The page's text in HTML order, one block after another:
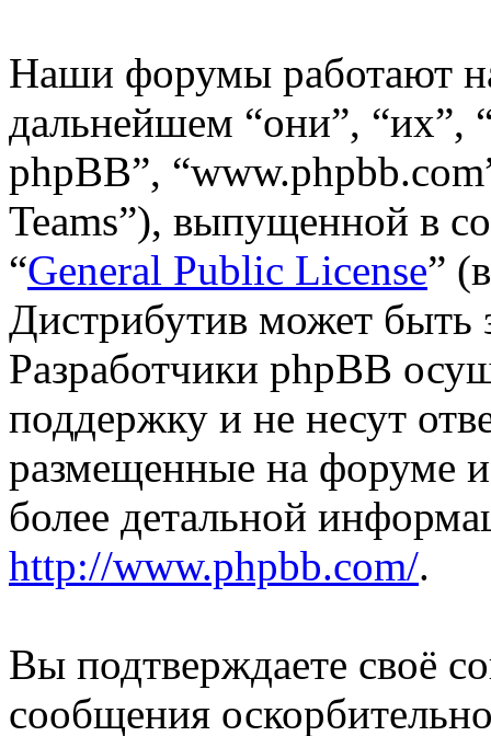
Наши форумы работают
дальнейшем “они”, “их”,
phpBB”,
Teams”), выпущенной в
“General Public License”
Дистрибутив может быть
Разработчики phpBB
поддержку и не несут
размещенные на форуме
более детальной
http://www.phpbb.com/.
Вы подтверждаете своё
сообщения